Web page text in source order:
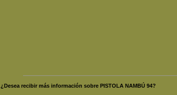
¿Desea recibir más información sobre PISTOLA NAMBÚ 94?